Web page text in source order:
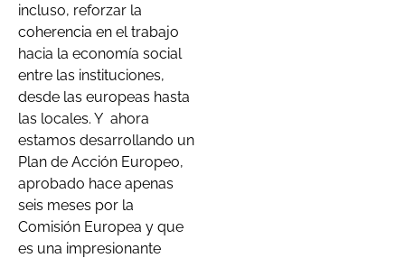
incluso, reforzar la
coherencia en el trabajo
hacia la economía social
entre las instituciones,
desde las europeas hasta
las locales. Y ahora
estamos desarrollando un
Plan de Acción Europeo,
aprobado hace apenas
seis meses por la
Comisión Europea y que
es una impresionante